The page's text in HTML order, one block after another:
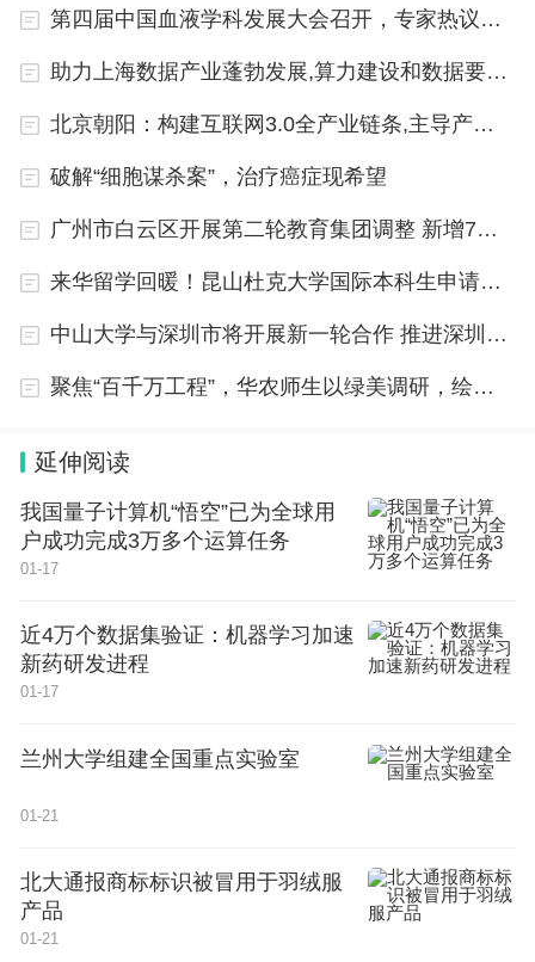
划提出，“超常规布局人工智能、集成电路等新兴领
域急需学科专业”，教育部《高等学校人工智能创新
划提出，全面实施“人工智能+”行动，全方位赋能千
行百业。为深入贯彻落实国家和福建省关于人工智能
能学院。这是我校深入贯彻落实习近平总书记关于人
工智能发展的重要论述和给我校全体师生重要回信精
合、服务“三农”事业高质量发展的实际行动，也是学
校优化办学布局，加快培养新型农林人才，奋进国
家“双一流”的战略举措。为推动人工智能学院高质量
发展，他提出三点要求。一要立足农林禀赋，在特色
办学上求突破。紧盯学科前沿与产业需求，着力突破
一批农林人工智能关键核心技术，破解一批智慧农业
领域发展难题，努力将人工智能学院建设成为国内特
地。二要坚持立德树人，在培育英才上塑品牌。加强
人工智能交叉课程体系建设，建强人工智能师资队
智能技术与农林专业素养的拔尖人才，打造辨识度
高、竞争力强的育人品牌。三要强化协同创新，在产
第四届中国血液学科发展大会召开，专家热议—— 开展协同创新，走通中国血液领域原创成果孵化之路
助力上海数据产业蓬勃发展,算力建设和数据要素两手抓
北京朝阳：构建互联网3.0全产业链条,主导产业集群效应初形成
破解“细胞谋杀案”，治疗癌症现希望
广州市白云区开展第二轮教育集团调整 新增7个教育集团和13个教育联盟
来华留学回暖！昆山杜克大学国际本科生申请人数创历史新高
中山大学与深圳市将开展新一轮合作 推进深圳校区高质量发展
聚焦“百千万工程”，华农师生以绿美调研，绘就粤美乡村新图景
延伸阅读
我国量子计算机“悟空”已为全球用
户成功完成3万多个运算任务
01-17
近4万个数据集验证：机器学习加速
新药研发进程
01-17
兰州大学组建全国重点实验室
01-21
北大通报商标标识被冒用于羽绒服
产品
01-21